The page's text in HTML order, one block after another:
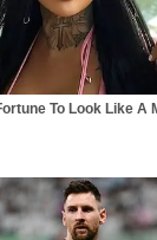
To Look Like A